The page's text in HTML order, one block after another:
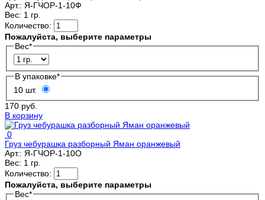
Арт.: Я-ГЧОР-1-10Ф
Вес: 1 гр.
Количество:
Пожалуйста, выберите параметры
Вес*
В упаковке*
10 шт.
170 руб.
В корзину
0
Груз чебурашка разборный Яман оранжевый
Арт.: Я-ГЧОР-1-10О
Вес: 1 гр.
Количество:
Пожалуйста, выберите параметры
Вес*